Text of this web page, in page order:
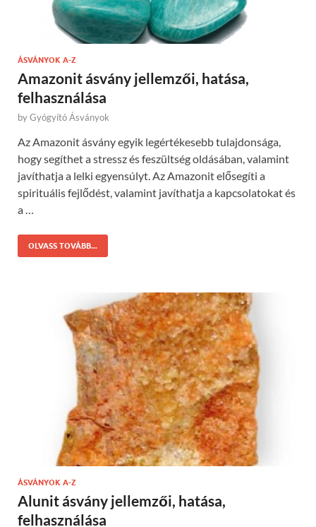
ÁSVÁNYOK A-Z
Amazonit ásvány jellemzői, hatása,
felhasználása
byGyógyító Ásványok
Az Amazonit ásvány egyik legértékesebb tulajdonsága,
hogy segíthet a stressz és feszültség oldásában, valamint
javíthatja a lelki egyensúlyt. Az Amazonit elősegíti a
spirituális fejlődést, valamint javíthatja a kapcsolatokat és
a …
OLVASS TOVÁBB...
ÁSVÁNYOK A-Z
Alunit ásvány jellemzői, hatása,
felhasználása